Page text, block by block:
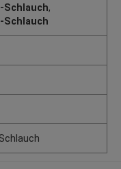
Schlauch,
Schlauch